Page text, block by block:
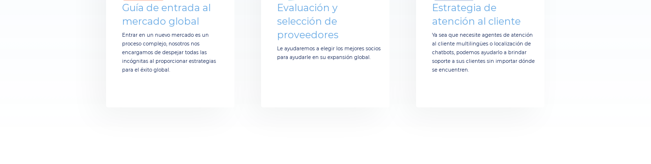
Guía de entrada al
mercado global
Entrar en un nuevo mercado es un
proceso complejo, nosotros nos
encargamos de despejar todas las
incógnitas al proporcionar estrategias
para el éxito global.
Evaluación y
selección de
proveedores
Le ayudaremos a elegir los mejores socios
para ayudarle en su expansión global.
Estrategia de
atención al cliente
Ya sea que necesite agentes de atención
al cliente multilingües o localización de
chatbots, podemos ayudarlo a brindar
soporte a sus clientes sin importar dónde
se encuentren.